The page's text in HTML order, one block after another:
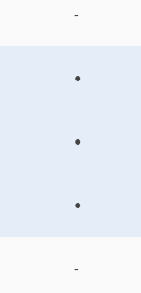
-
●
●
●
-